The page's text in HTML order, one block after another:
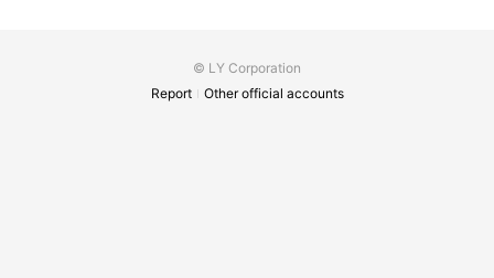
© LY Corporation
Report
Other official accounts